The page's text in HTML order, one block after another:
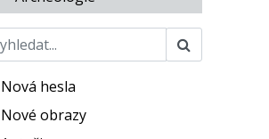
Nová hesla
Nové obrazy